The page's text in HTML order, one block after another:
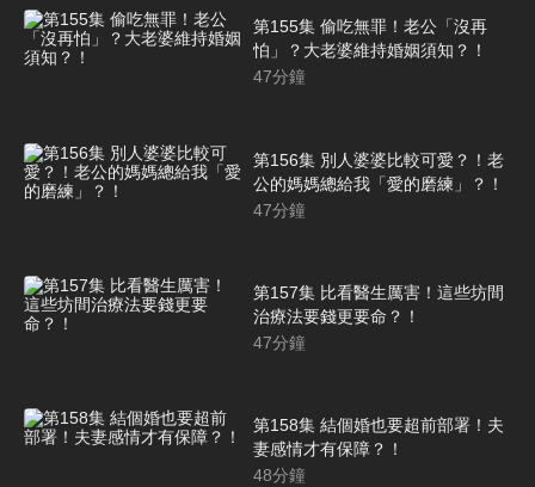
第155集 偷吃無罪！老公「沒再
怕」？大老婆維持婚姻須知？！
47分鐘
第156集 別人婆婆比較可愛？！老
公的媽媽總給我「愛的磨練」？！
47分鐘
第157集 比看醫生厲害！這些坊間
治療法要錢更要命？！
47分鐘
第158集 結個婚也要超前部署！夫
妻感情才有保障？！
48分鐘